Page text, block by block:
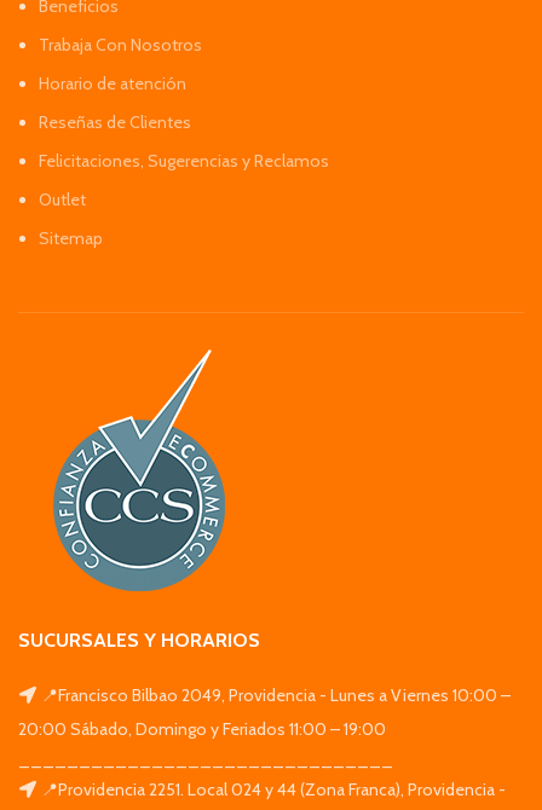
Beneficios
Trabaja Con Nosotros
Horario de atención
Reseñas de Clientes
Felicitaciones, Sugerencias y Reclamos
Outlet
Sitemap
SUCURSALES Y HORARIOS
📍Francisco Bilbao 2049, Providencia - Lunes a Viernes 10:00 –
20:00 Sábado, Domingo y Feriados 11:00 – 19:00
📍Providencia 2251. Local 024 y 44 (Zona Franca), Providencia -